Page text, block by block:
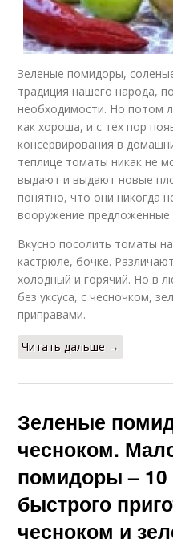
Зеленые помидоры,
традиция нашего народа,
необходимости. Но потом
как хороша, и с тех пор
консервирования в
теплице томаты никак не
выдают и выдают новые
понятно, что они никогда
вооружение предложенные
Вкусно посолить томаты
кастрюле, бочке.
холодный и горячий. Но в
без уксуса, с чесночком,
приправами.
Читать дальше →
Зеленые
чесноком.
помидоры – 10
быстрого
чесноком и